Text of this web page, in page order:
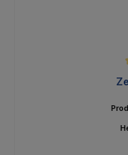
Durchschnittliche